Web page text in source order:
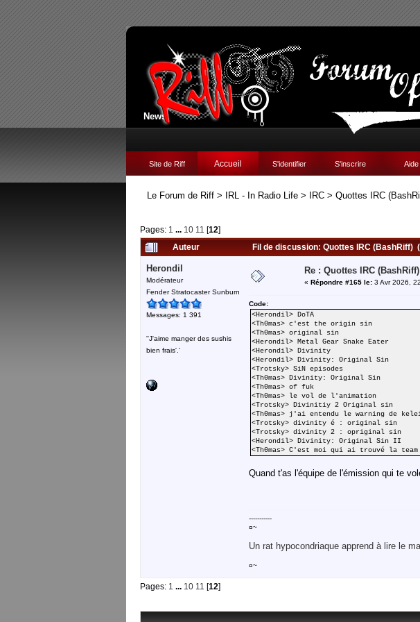
News:
Site de Riff Accueil S'identifier S'inscrire Aide
Le Forum de Riff > IRL - In Radio Life > IRC > Quottes IRC
Pages: 1 ... 10 11 [12]
Auteur Fil de discussion: Quottes IRC (BashRiff)
Herondil
Modérateur
Fender Stratocaster Sunburn
Messages: 1 391
''J'aime manger des sushis
bien frais'.'
Re : Quottes IRC (BashRiff)
« Répondre #165 le: 3 Avr 2026,
Code:
<Herondil> DoTA
<Th0mas> c'est the origin sin
<Th0mas> original sin
<Herondil> Metal Gear Snake Eater
<Herondil> Divinity
<Herondil> Divinity: Original Sin
<Trotsky> SiN episodes
<Th0mas> Divinity: Original Sin
<Th0mas> of fuk
<Th0mas> le vol de l'animation
<Trotsky> Divinitiy 2 Original sin
<Th0mas> j'ai entendu le warning de
<Trotsky> divinity é : original sin
<Trotsky> divinity 2 : opriginal sin
<Herondil> Divinity: Original Sin II
<Th0mas> C'est moi qui ai trouvé la team
Quand t'as l'équipe de l'émission qui te
-----------
¤~
Un rat hypocondriaque apprend à lire le
¤~
Pages: 1 ... 10 11 [12]